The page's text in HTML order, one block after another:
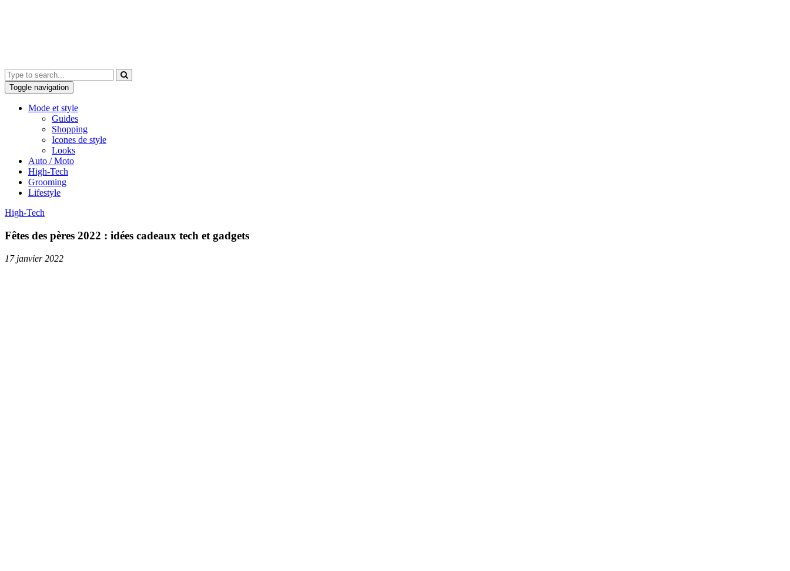
Toggle navigation
Mode et style
Guides
Shopping
Icones de style
Looks
Auto / Moto
High-Tech
Grooming
Lifestyle
High-Tech
Fêtes des pères 2022 : idées cadeaux tech et gadgets
17 janvier 2022